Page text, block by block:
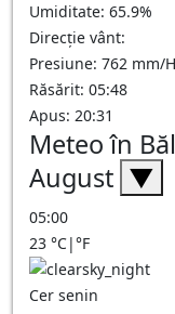
Umiditate: 65.9%
Direcție vânt:
Presiune: 762 mm/
Răsărit: 05:48
Apus: 20:31
Meteo în
August ▼
05:00
23 °C|°F
Cer senin